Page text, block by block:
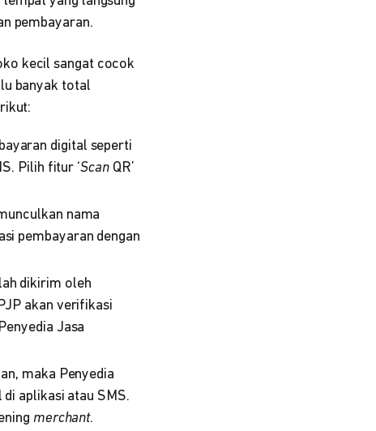
pembayaran.
kecil sangat cocok
banyak total
digital seperti
Pilih fitur ‘ScanQR’
nama
pembayaran dengan
dikirim oleh
akan verifikasi
Jasa
maka Penyedia
aplikasi atau SMS.
merchant.